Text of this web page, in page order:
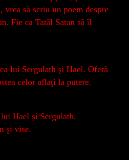
vrea să scriu un poem despre
Fie ca Tatăl Satan să îl
lui Sergulath şi Hael. Oferă
celor aflaţi la putere.
Hael şi Sergulath.
şi vise.